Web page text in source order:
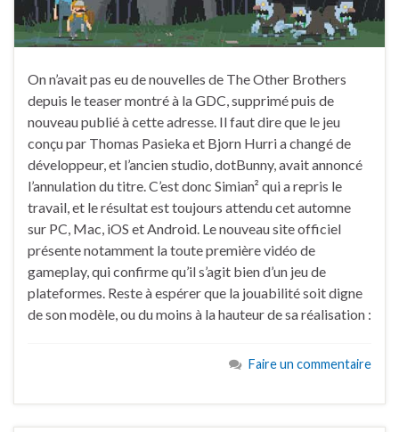
On n’avait pas eu de nouvelles de The Other Brothers
depuis le teaser montré à la GDC, supprimé puis de
nouveau publié à cette adresse. Il faut dire que le jeu
conçu par Thomas Pasieka et Bjorn Hurri a changé de
développeur, et l’ancien studio, dotBunny, avait annoncé
l’annulation du titre. C’est donc Simian² qui a repris le
travail, et le résultat est toujours attendu cet automne
sur PC, Mac, iOS et Android. Le nouveau site officiel
présente notamment la toute première vidéo de
gameplay, qui confirme qu’il s’agit bien d’un jeu de
plateformes. Reste à espérer que la jouabilité soit digne
de son modèle, ou du moins à la hauteur de sa réalisation :
Faire un commentaire